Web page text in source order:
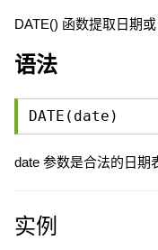
DATE() 函数提取日期
语法
DATE(date)
date 参数是合法的日期
实例